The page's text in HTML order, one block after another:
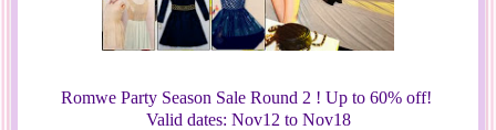
Romwe Party Season Sale Round 2 ! Up to 60% off!
Valid dates: Nov12 to Nov18